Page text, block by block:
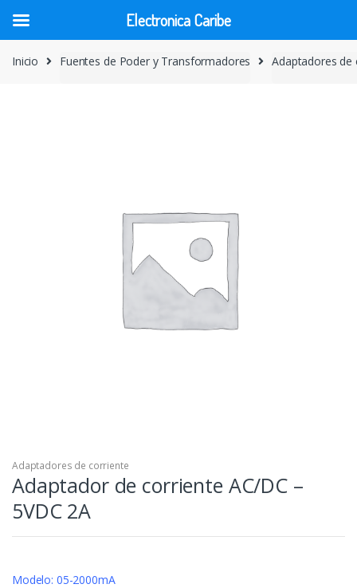
Inicio Fuentes de Poder y Transformadores Adaptadores de
Adaptadores de corriente
Adaptador de corriente AC/DC –
5VDC 2A
Modelo: 05-2000mA
Electronica Caribe